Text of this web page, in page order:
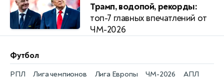
Трамп, водопой, рекорды:
топ-7 главных впечатлений от
ЧМ-2026
Футбол
РПЛ Лига чемпионов Лига Европы ЧМ-2026 АПЛ